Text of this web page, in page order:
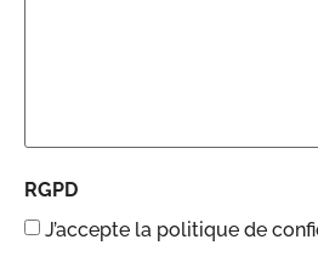
RGPD
J’accepte la politique de